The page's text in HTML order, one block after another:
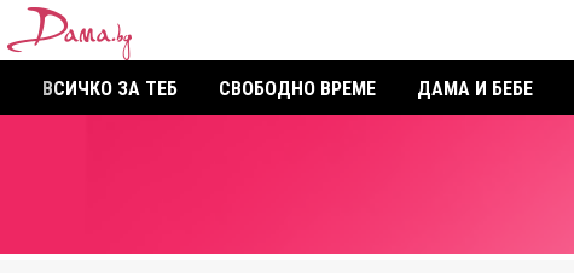
ВСИЧКО ЗА ТЕБ СВОБОДНО ВРЕМЕ ДАМА И БЕБЕ